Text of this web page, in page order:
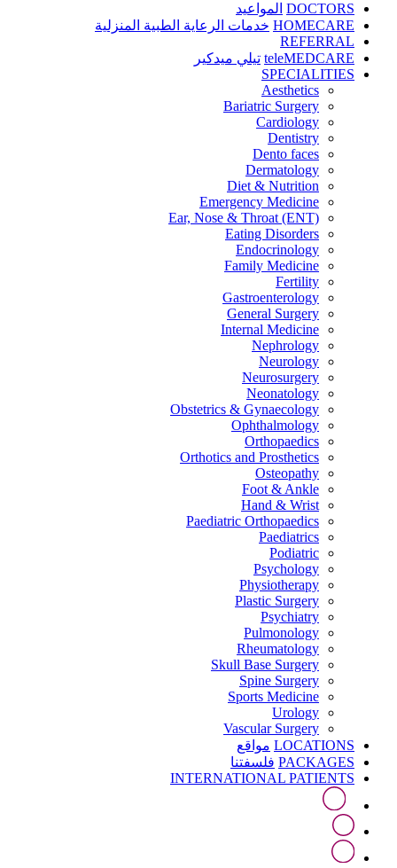
DOCTORS المواعيد
HOMECARE خدمات الرعاية الطبية المنزلية
REFERRAL
teleMEDCARE تيلي ميدكير
SPECIALITIES
Aesthetics
Bariatric Surgery
Cardiology
Dentistry
Dento faces
Dermatology
Diet & Nutrition
Emergency Medicine
Ear, Nose & Throat (ENT)
Eating Disorders
Endocrinology
Family Medicine
Fertility
Gastroenterology
General Surgery
Internal Medicine
Nephrology
Neurology
Neurosurgery
Neonatology
Obstetrics & Gynaecology
Ophthalmology
Orthopaedics
Orthotics and Prosthetics
Osteopathy
Foot & Ankle
Hand & Wrist
Paediatric Orthopaedics
Paediatrics
Podiatric
Psychology
Physiotherapy
Plastic Surgery
Psychiatry
Pulmonology
Rheumatology
Skull Base Surgery
Spine Surgery
Sports Medicine
Urology
Vascular Surgery
LOCATIONS مواقع
PACKAGES فلسفتنا
INTERNATIONAL PATIENTS